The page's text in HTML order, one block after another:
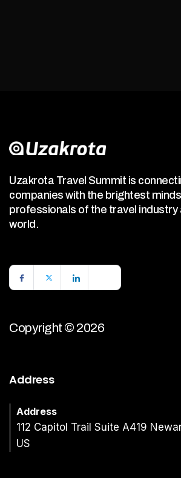
Uzakrota Travel Summit is
companies with the brightest
professionals of the travel industry
world.
Copyright © 2026
Address
Address
112 Capitol Trail Suite A419
US